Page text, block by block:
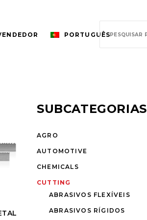
PORTUGUÊS
for:
SUBCATEGORIAS
AGRO
AUTOMOTIVE
CHEMICALS
CUTTING
ABRASIVOS FLEXÍVEIS
ABRASIVOS RÍGIDOS